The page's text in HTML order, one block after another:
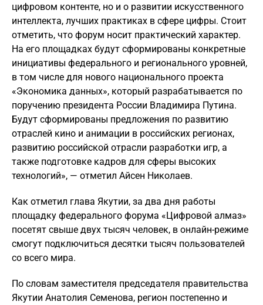
цифровом контенте, но и о развитии искусственного
интеллекта, лучших практиках в сфере цифры. Стоит
отметить, что форум носит практический характер.
На его площадках будут сформированы конкретные
инициативы федерального и регионального уровней,
в том числе для нового национального проекта
«Экономика данных», который разрабатывается по
поручению президента России Владимира Путина.
Будут сформированы предложения по развитию
отраслей кино и анимации в российских регионах,
развитию российской отрасли разработки игр, а
также подготовке кадров для сферы высоких
технологий», — отметил Айсен Николаев.
Как отметил глава Якутии, за два дня работы
площадку федерального форума «Цифровой алмаз»
посетят свыше двух тысяч человек, в онлайн-режиме
смогут подключиться десятки тысяч пользователей
со всего мира.
По словам заместителя председателя правительства
Якутии Анатолия Семенова, регион постепенно и